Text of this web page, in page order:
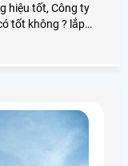
hiệu tốt, Công ty
tốt không ? lắp